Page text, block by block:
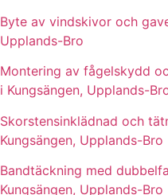
Byte av vindskivor och
Upplands-Bro
Montering av fågelskydd
i Kungsängen, Upplands-
Skorstensinklädnad och
Kungsängen, Upplands-Bro
Bandtäckning med
Kungsängen, Upplands-Bro